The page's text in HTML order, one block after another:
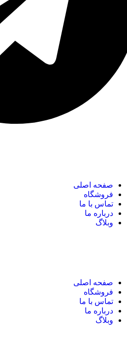
صفحه اصلی
فروشگاه
تماس با ما
درباره ما
وبلاگ
صفحه اصلی
فروشگاه
تماس با ما
درباره ما
وبلاگ